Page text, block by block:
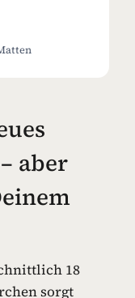
aber
18
sorgt